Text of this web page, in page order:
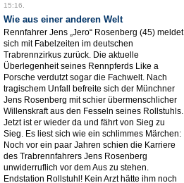
15:16.
Wie aus einer anderen Welt
Rennfahrer Jens „Jero“ Rosenberg (45) meldet
sich mit Fabelzeiten im deutschen
Trabrennzirkus zurück. Die aktuelle
Überlegenheit seines Rennpferds Like a
Porsche verdutzt sogar die Fachwelt. Nach
tragischem Unfall befreite sich der Münchner
Jens Rosenberg mit schier übermenschlicher
Willenskraft aus den Fesseln seines Rollstuhls.
Jetzt ist er wieder da und fährt von Sieg zu
Sieg. Es liest sich wie ein schlimmes Märchen:
Noch vor ein paar Jahren schien die Karriere
des Trabrennfahrers Jens Rosenberg
unwiderruflich vor dem Aus zu stehen.
Endstation Rollstuhl! Kein Arzt hätte ihm noch